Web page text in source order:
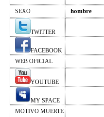
SEXO
hombre
TWITTER
FACEBOOK
WEB OFICIAL
YOUTUBE
MY SPACE
MOTIVO MUERTE